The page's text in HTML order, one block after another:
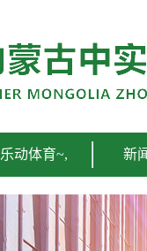
乐动体育~, 新